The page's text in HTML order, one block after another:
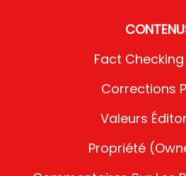
Fact
Corrections
Valeurs
Propriété